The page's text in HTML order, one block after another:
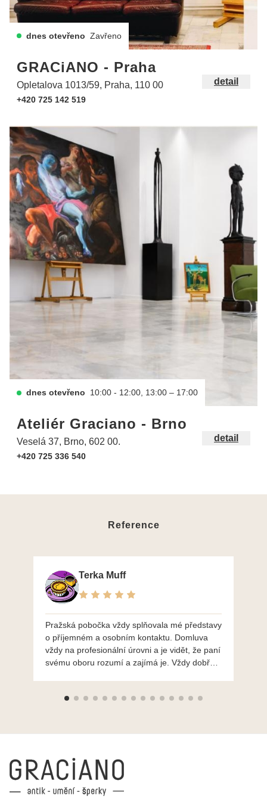
dnes otevřeno Zavřeno
GRACiANO - Praha
Opletalova 1013/59, Praha, 110 00
+420 725 142 519
detail
dnes otevřeno 10:00 - 12:00, 13:00 – 17:00
Ateliér Graciano - Brno
Veselá 37, Brno, 602 00.
+420 725 336 540
detail
Reference
Terka Muff
Pražská pobočka vždy splňovala mé představy
o příjemném a osobním kontaktu. Domluva
vždy na profesionální úrovni a je vidět, že paní
svému oboru rozumí a zajímá je. Vždy dobře a
výběru, jak už bylo napsáno - na požádání